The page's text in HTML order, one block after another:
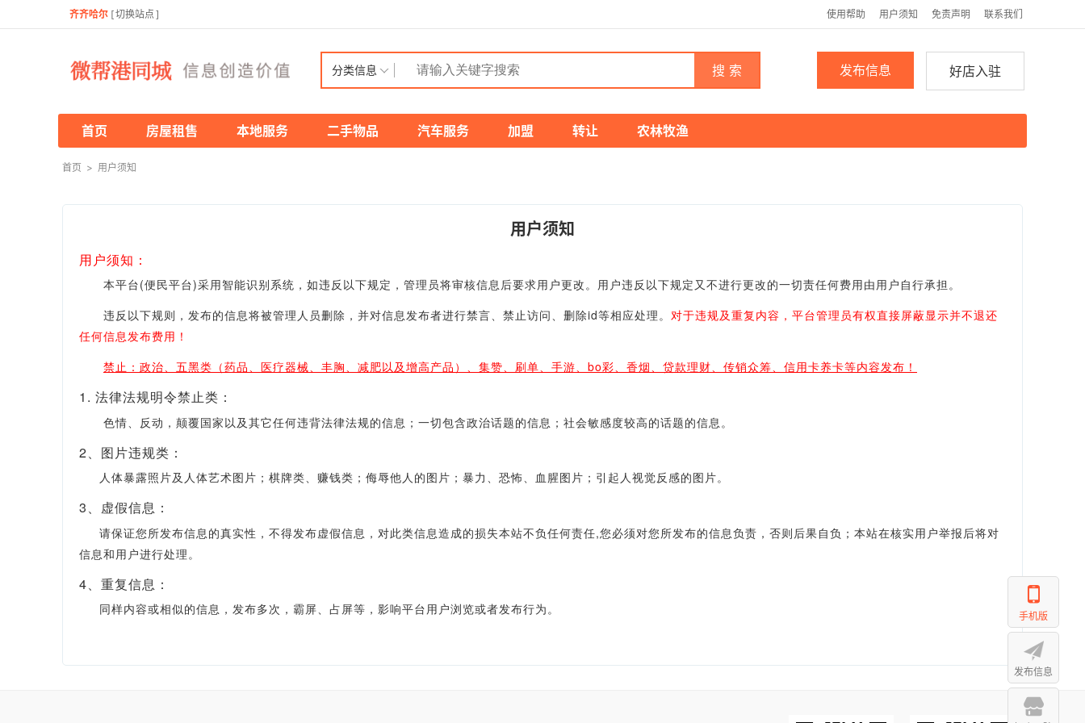
齐齐哈尔 [切换站点 ] 使用帮助 用户须知 免责声明 联系我们
分类信息 搜 索 好店入驻
发布信息
首页 房屋租售 本地服务 二手物品 汽车服务 加盟 转让 农林牧渔
首页 > 用户须知
用户须知
用户须知：
本平台(便民平台)采用智能识别系统，如违反以下规定，管理员将审核信息后要求用户更改。用户违反以下规定又不进行更改的一切责任何费用由用户自行承担。
违反以下规则，发布的信息将被管理人员删除，并对信息发布者进行禁言、禁止访问、删除id等相应处理。 对于违规及重复内容，平台管理员有权直接屏蔽显示并不退还
任何信息发布费用！
禁止：政治、五黑类（药品、医疗器械、丰胸、减肥以及增高产品）、集赞、刷单、手游、bo彩、香烟、贷款理财、传销众筹、信用卡养卡等内容发布！
1. 法律法规明令禁止类：
色情、反动，颠覆国家以及其它任何违背法律法规的信息；一切包含政治话题的信息；社会敏感度较高的话题的信息。
2、图片违规类：
人体暴露照片及人体艺术图片；棋牌类、赚钱类；侮辱他人的图片；暴力、恐怖、血腥图片；引起人视觉反感的图片。
3、虚假信息：
请保证您所发布信息的真实性，不得发布虚假信息，对此类信息造成的损失本站不负任何责任,您必须对您所发布的信息负责，否则后果自负；本站在核实用户举报后将对
信息和用户进行处理。
4、重复信息：
同样内容或相似的信息，发布多次，霸屏、占屏等，影响平台用户浏览或者发布行为。 手机版
发布信息